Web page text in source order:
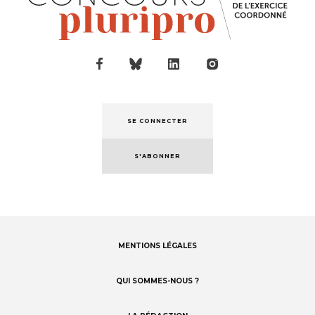
SE CONNECTER
S'ABONNER
MENTIONS LÉGALES
QUI SOMMES-NOUS ?